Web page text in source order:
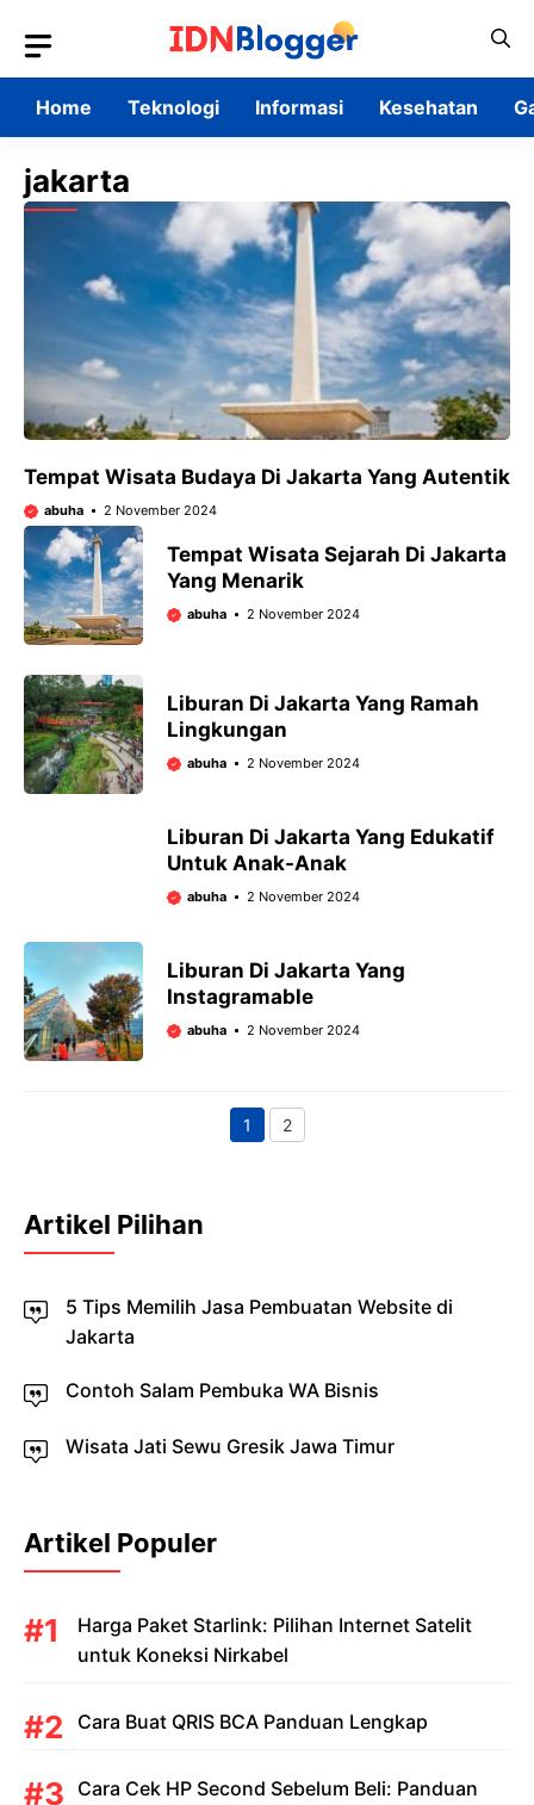
content
Home
Teknologi Informasi Kesehatan
jakarta
Tempat Wisata Budaya Di Jakarta Yang Autentik
abuha 2 November 2024
Tempat Wisata Sejarah Di Jakarta
Yang Menarik
abuha 2 November 2024
Liburan Di Jakarta Yang Ramah
Lingkungan
abuha 2 November 2024
Liburan Di Jakarta Yang Edukatif
Untuk Anak-Anak
abuha 2 November 2024
Liburan Di Jakarta Yang
Instagramable
abuha 2 November 2024
Page
1 2
Artikel Pilihan
5 Tips Memilih Jasa Pembuatan Website di
Jakarta
Contoh Salam Pembuka WA Bisnis
Wisata Jati Sewu Gresik Jawa Timur
Artikel Populer
Harga Paket Starlink: Pilihan Internet Satelit
untuk Koneksi Nirkabel
Cara Buat QRIS BCA Panduan Lengkap
Cara Cek HP Second Sebelum Beli: Panduan